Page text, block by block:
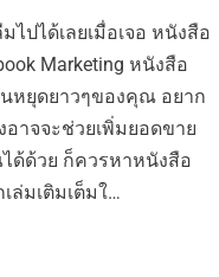
ไปได้เลยเมื่อเจอ หนังสือ
Marketing หนังสือ
นหยุดยาวๆของคุณ อยาก
าจจะช่วยเพิ่มยอดขาย
ด้ด้วย ก็ควรหาหนังสือ
ล่มเติมเต็มใ…